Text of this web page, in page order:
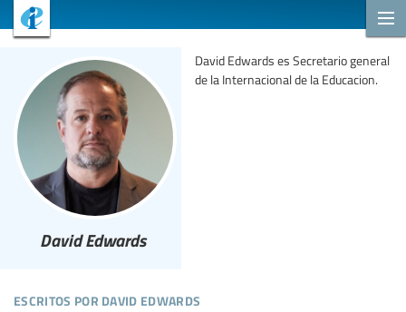
David Edwards
David Edwards es Secretario general
de la Internacional de la Educacion.
escritos por david edwards